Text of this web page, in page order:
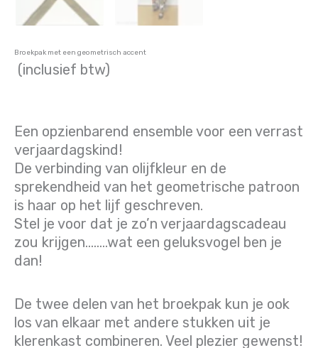
Broekpak met een geometrisch accent
(inclusief btw)
Een opzienbarend ensemble voor een verrast
verjaardagskind!
De verbinding van olijfkleur en de
sprekendheid van het geometrische patroon
is haar op het lijf geschreven.
Stel je voor dat je zo’n verjaardagscadeau
zou krijgen……..wat een geluksvogel ben je
dan!
De twee delen van het broekpak kun je ook
los van elkaar met andere stukken uit je
klerenkast combineren. Veel plezier gewenst!